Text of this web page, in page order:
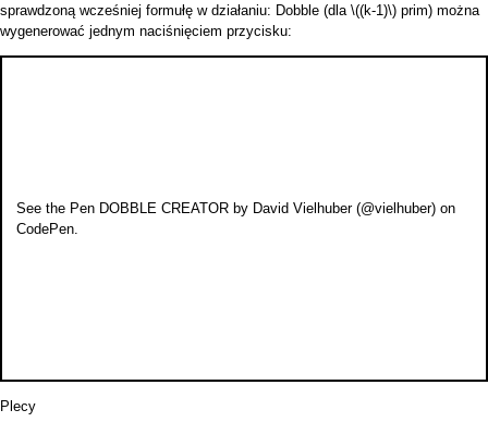
sprawdzoną wcześniej formułę w działaniu: Dobble (dla \((k-1)\) prim) można
wygenerować jednym naciśnięciem przycisku:
See the Pen DOBBLE CREATOR by David Vielhuber (@vielhuber) on
CodePen
Plecy